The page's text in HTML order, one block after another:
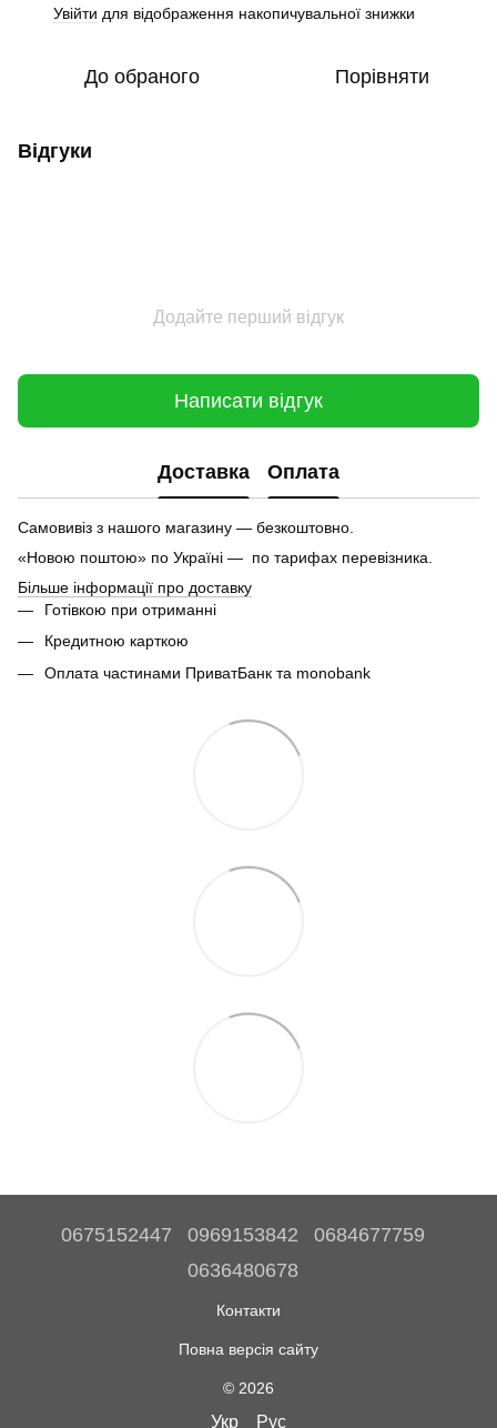
Увійти для відображення накопичувальної знижки
До обраного Порівняти
Відгуки
Додайте перший відгук
Написати відгук
Доставка Оплата
Самовивіз з нашого магазину — безкоштовно.
«Новою поштою» по Україні — по тарифах перевізника.
Більше інформації про доставку
Готівкою при отриманні
Кредитною карткою
Оплата частинами ПриватБанк та monobank
0675152447 0969153842
0684677759
0636480678
Контакти
Повна версія сайту
© 2026
Укр Рус